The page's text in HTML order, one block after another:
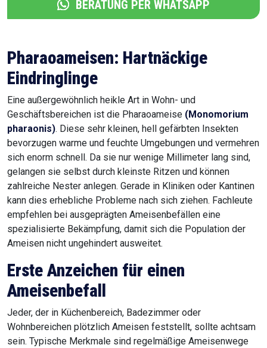
BERATUNG PER WHATSAPP
Pharaoameisen: Hartnäckige
Eindringlinge
Eine außergewöhnlich heikle Art in Wohn- und
Geschäftsbereichen ist die Pharaoameise (Monomorium
pharaonis). Diese sehr kleinen, hell gefärbten Insekten
bevorzugen warme und feuchte Umgebungen und vermehren
sich enorm schnell. Da sie nur wenige Millimeter lang sind,
gelangen sie selbst durch kleinste Ritzen und können
zahlreiche Nester anlegen. Gerade in Kliniken oder Kantinen
kann dies erhebliche Probleme nach sich ziehen. Fachleute
empfehlen bei ausgeprägten Ameisenbefällen eine
spezialisierte Bekämpfung, damit sich die Population der
Ameisen nicht ungehindert ausweitet.
Erste Anzeichen für einen
Ameisenbefall
Jeder, der in Küchenbereich, Badezimmer oder
Wohnbereichen plötzlich Ameisen feststellt, sollte achtsam
sein. Typische Merkmale sind regelmäßige Ameisenwege